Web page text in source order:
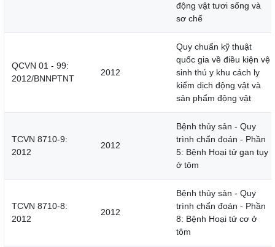
động vật tươi sống và
sơ chế
QCVN 01 - 99:
2012/BNNPTNT
2012
Quy chuẩn kỹ thuật
quốc gia về điều kiện vệ
sinh thú y khu cách ly
kiểm dịch động vật và
sản phẩm động vật
TCVN 8710-9:
2012
2012
Bệnh thủy sản - Quy
trình chẩn đoán - Phần
5: Bệnh Hoại tử gan tụy
ở tôm
TCVN 8710-8:
2012
2012
Bệnh thủy sản - Quy
trình chẩn đoán - Phần
8: Bệnh Hoại tử cơ ở
tôm